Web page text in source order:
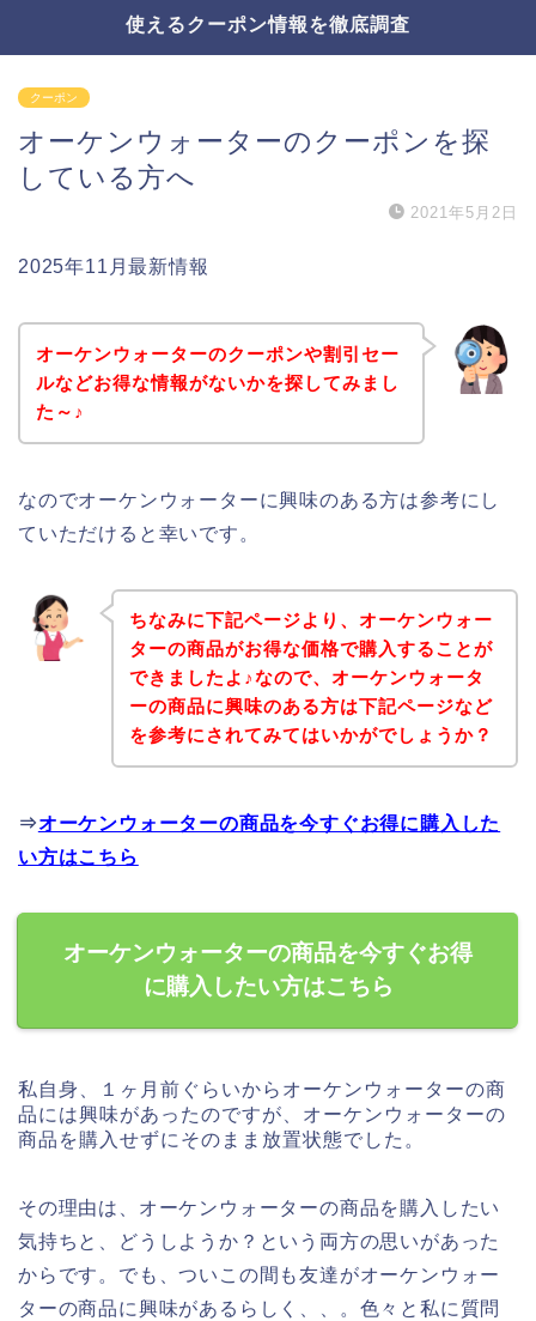
使えるクーポン情報を徹底調査
クーポン
オーケンウォーターのクーポンを探
している方へ
2021年5月2日
2025年11月最新情報
オーケンウォーターのクーポンや割引セー
ルなどお得な情報がないかを探してみまし
た～♪
なのでオーケンウォーターに興味のある方は参考にし
ていただけると幸いです。
ちなみに下記ページより、オーケンウォー
ターの商品がお得な価格で購入することが
できましたよ♪なので、オーケンウォータ
ーの商品に興味のある方は下記ページなど
を参考にされてみてはいかがでしょうか？
⇒オーケンウォーターの商品を今すぐお得に購入した
い方はこちら
オーケンウォーターの商品を今すぐお得
に購入したい方はこちら
私自身、１ヶ月前ぐらいからオーケンウォーターの商
品には興味があったのですが、オーケンウォーターの
商品を購入せずにそのまま放置状態でした。
その理由は、オーケンウォーターの商品を購入したい
気持ちと、どうしようか？という両方の思いがあった
からです。でも、ついこの間も友達がオーケンウォー
ターの商品に興味があるらしく、、。色々と私に質問